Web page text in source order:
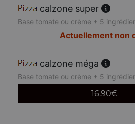
calzone super
Base tomate ou crème + 5
Actuellement non
calzone méga
Base tomate ou crème + 5
16.90€